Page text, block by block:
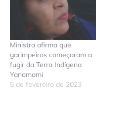
Ministra afirma que
garimpeiros começaram a
fugir da Terra Indígena
Yanomami
5 de fevereiro de 2023